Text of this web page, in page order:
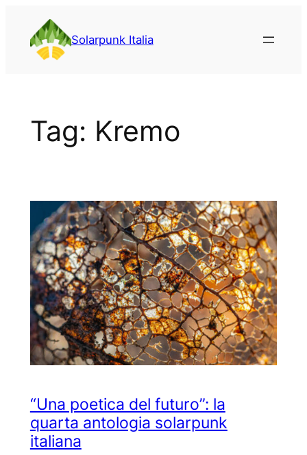
contenuto
Solarpunk Italia
Tag: Kremo
“Una poetica del futuro”: la
quarta antologia solarpunk
italiana